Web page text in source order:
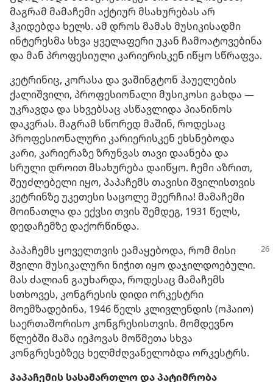
მაგრამ მამაჩემი აქტიურ მსახურებას არ
ჰკიდებდა ხელს. ამ დროს მამას მუსიკისადმი
ინტერესმა სხვა ყველაფერი უკან ჩამოატოვებინა
და მან პროფესიული კარიერისკენ იწყო სწრაფვა.
კეტრინიც, კორასა და ვაშინგტონ ჰაუელების
ქალიშვილი, პროფესიონალი მუსიკოსი გახდა —
უკრავდა და სხვებსაც ასწავლიდა პიანინოს
დაკვრას. მაგრამ სწორედ მაშინ, როდესაც
პროფესიონალური კარიერისკენ ეხსნებოდა
კარი, კარიერაზე ზრუნვას თავი დაანება და
სრული დროით მსახურება დაიწყო. ჩემი აზრით,
შეუძლებელი იყო, პაპაჩემს თავისი შვილისთვის
კეტრინზე უკეთესი საცოლე შეერჩია! მამაჩემი
მოინათლა და ექვსი თვის შემდეგ, 1931 წელს,
დედაჩემზე დაქორწინდა.
პაპაჩემს ყოველთვის ეამაყებოდა, რომ მისი
შვილი მუსიკალური ნიჭით იყო დაჯილდოებული.
მას ძალიან გაუხარდა, როდესაც მამაჩემს
სთხოვეს, კონგრესის დიდი ორკესტრი
მოემზადებინა, 1946 წელს კლივლენდის (ოჰაიო)
საერთაშორისო კონგრესისთვის. მომდევნო
წლებში მამა იეჰოვას მოწმეთა სხვა
კონგრესებზეც ხელმძღვანელობდა ორკესტრს.
პაპაჩემის სასამართლო და პატიმრობა